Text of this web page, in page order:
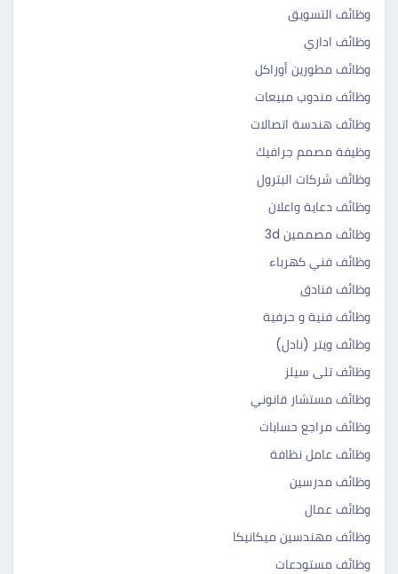
وظائف التسويق
وظائف اداري
وظائف مطورين أوراكل
وظائف مندوب مبيعات
وظائف هندسة اتصالات
وظيفة مصمم جرافيك
وظائف شركات البترول
وظائف دعاية واعلان
وظائف مصممين 3d
وظائف فني كهرباء
وظائف فنادق
وظائف فنية و حرفية
وظائف ويتر (نادل)
وظائف تلى سيلز
وظائف مستشار قانوني
وظائف مراجع حسابات
وظائف عامل نظافة
وظائف مدرسين
وظائف عمال
وظائف مهندسين ميكانيكا
وظائف مستودعات